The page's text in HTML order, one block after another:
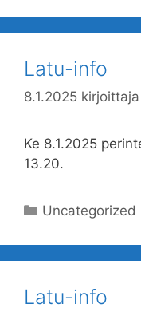
Latu-info
8.1.2025 kirjoittaja
Ke 8.1.2025
13.20.
Kategoriat
Uncategorized
Latu-info